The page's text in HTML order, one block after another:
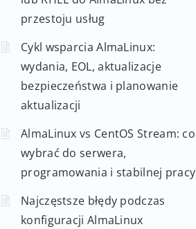
przestoju usług
Cykl wsparcia AlmaLinux:
wydania, EOL, aktualizacje
bezpieczeństwa i planowanie
aktualizacji
AlmaLinux vs CentOS Stream: co
wybrać do serwera,
programowania i stabilnej pracy
Najczęstsze błędy podczas
konfiguracji AlmaLinux